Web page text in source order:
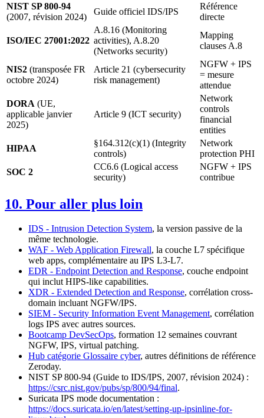
NIST SP 800-94
(2007, révision 2024)
Guide officiel IDS/IPS
Référence
directe
ISO/IEC 27001:2022
A.8.16 (Monitoring
activities), A.8.20
(Networks security)
Mapping
clauses A.8
NIS2 (transposée FR
octobre 2024)
Article 21 (cybersecurity
risk management)
NGFW + IPS
= mesure
attendue
DORA (UE,
applicable janvier
2025)
Article 9 (ICT security)
Network
controls
financial
entities
HIPAA
§164.312(c)(1) (Integrity
controls)
Network
protection PHI
SOC 2
CC6.6 (Logical access
security)
NGFW + IPS
contribue
10. Pour aller plus loin
IDS - Intrusion Detection System, la version passive de la
même technologie.
WAF - Web Application Firewall, la couche L7 spécifique
web apps, complémentaire au IPS L3-L7.
EDR - Endpoint Detection and Response, couche endpoint
qui inclut HIPS-like capabilities.
XDR - Extended Detection and Response, corrélation cross-
domain incluant NGFW/IPS.
SIEM - Security Information Event Management, corrélation
logs IPS avec autres sources.
Bootcamp DevSecOps, formation 12 semaines couvrant
NGFW, IPS, virtual patching.
Hub catégorie Glossaire cyber, autres définitions de référence
Zeroday.
NIST SP 800-94 (Guide to IDS/IPS, 2007, révision 2024) :
https://csrc.nist.gov/pubs/sp/800/94/final.
Suricata IPS mode documentation :
https://docs.suricata.io/en/latest/setting-up-ipsinline-for-